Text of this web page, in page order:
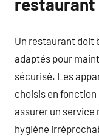
restaurant
Un restaurant doit
adaptés pour
sécurisé. Les
choisis en
assurer un service
hygiène